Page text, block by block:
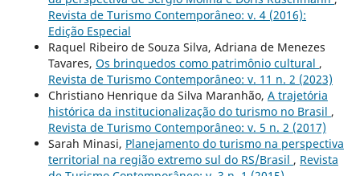
Revista de Turismo Contemporâneo: v. 4 (2016):
Edição Especial
Raquel Ribeiro de Souza Silva, Adriana de Menezes
Tavares, Os brinquedos como patrimônio cultural ,
Revista de Turismo Contemporâneo: v. 11 n. 2 (2023)
Christiano Henrique da Silva Maranhão, A trajetória
histórica da institucionalização do turismo no Brasil ,
Revista de Turismo Contemporâneo: v. 5 n. 2 (2017)
Sarah Minasi, Planejamento do turismo na perspectiva
territorial na região extremo sul do RS/Brasil , Revista